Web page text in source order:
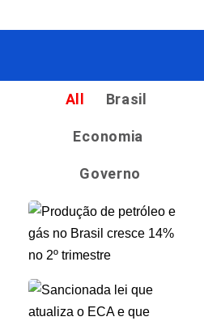
All Brasil
Economia
Governo